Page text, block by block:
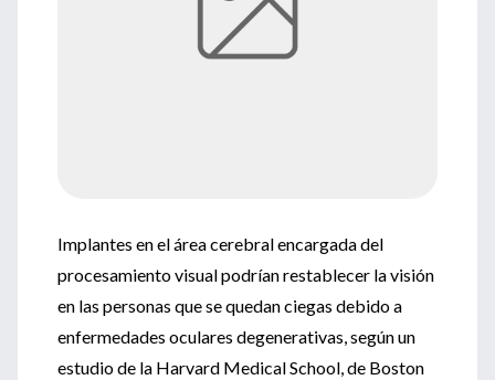
Implantes en el área cerebral encargada del
procesamiento visual podrían restablecer la visión
en las personas que se quedan ciegas debido a
enfermedades oculares degenerativas, según un
estudio de la Harvard Medical School, de Boston